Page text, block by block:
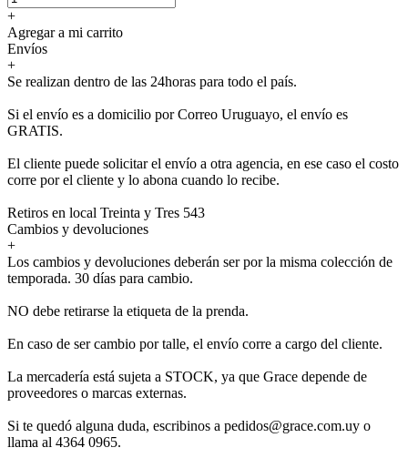
+
Agregar a mi carrito
Envíos
+
Se realizan dentro de las 24horas para todo el país.
Si el envío es a domicilio por Correo Uruguayo, el envío es
GRATIS.
El cliente puede solicitar el envío a otra agencia, en ese caso el costo
corre por el cliente y lo abona cuando lo recibe.
Retiros en local Treinta y Tres 543
Cambios y devoluciones
+
Los cambios y devoluciones deberán ser por la misma colección de
temporada. 30 días para cambio.
NO debe retirarse la etiqueta de la prenda.
En caso de ser cambio por talle, el envío corre a cargo del cliente.
La mercadería está sujeta a STOCK, ya que Grace depende de
proveedores o marcas externas.
Si te quedó alguna duda, escribinos a pedidos@grace.com.uy o
llama al 4364 0965.